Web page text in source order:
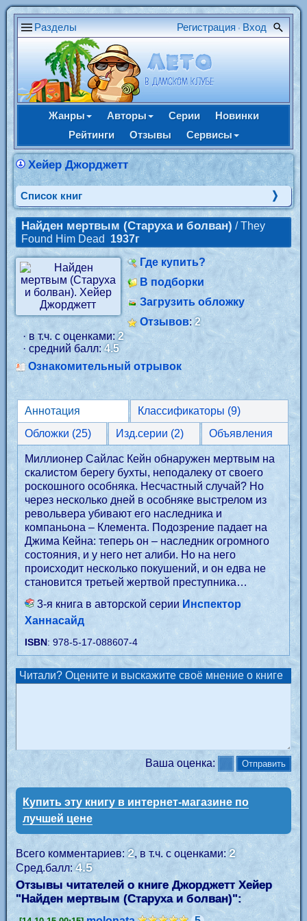
Разделы Регистрация • Вход
Жанры Авторы Серии
Новинки
Рейтинги
Отзывы Сервисы
Хейер Джорджетт
Cписок книг
Найден мертвым (Старуха и болван) / They
Found Him Dead 1937г
Где купить?
В подборки
Загрузить обложку
Отзывов:2
· в т.ч. с оценками:2
· средний балл:4.5
Ознакомительный отрывок
Аннотация
Классификаторы (9)
Обложки (25)
Изд.серии (2) Объявления
Миллионер Сайлас Кейн обнаружен мертвым на
скалистом берегу бухты, неподалеку от своего
роскошного особняка. Несчастный случай? Но
через несколько дней в особняке выстрелом из
револьвера убивают его наследника и
компаньона – Клемента. Подозрение падает на
Джима Кейна: теперь он – наследник огромного
состояния, и у него нет алиби. Но на него
происходит несколько покушений, и он едва не
становится третьей жертвой преступника…
3-я книга в авторской серии Инспектор
Ханнасайд
ISBN: 978-5-17-088607-4
Читали? Оцените и выскажите своё мнение о книге
Ваша оценка:
Купить эту книгу в интернет-магазине по
лучшей цене
Всего комментариев:2, в т.ч. с оценками:2
Сред.балл:4.5
Отзывы читателей о книге Джорджетт Хейер
"Найден мертвым (Старуха и болван)":